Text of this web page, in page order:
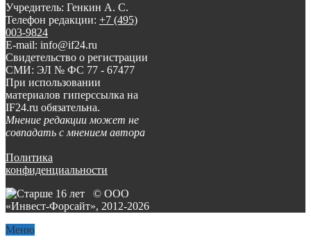
Учредитель: Генкин А. С.
Телефон редакции: +7 (495)
003-9824
E-mail: info@if24.ru
Свидетельство о регистрации
СМИ: ЭЛ № ФС 77 - 67477
При использовании
материалов гиперссылка на
IF24.ru обязательна.
Мнение редакции может не
совпадать с мнением автора
Политика
конфиденциальности
© ООО
«Инвест-Форсайт», 2012-2026
Меню